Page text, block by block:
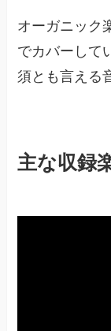
オーガニック
でカバーして
須とも言える
主な収録